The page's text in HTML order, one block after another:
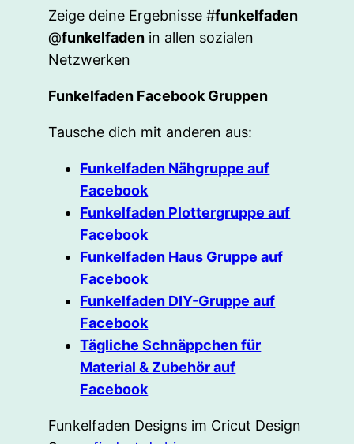
Zeige deine Ergebnisse #funkelfaden
@funkelfaden in allen sozialen
Netzwerken
Funkelfaden Facebook Gruppen
Tausche dich mit anderen aus:
Funkelfaden Nähgruppe auf
Facebook
Funkelfaden Plottergruppe auf
Facebook
Funkelfaden Haus Gruppe auf
Facebook
Funkelfaden DIY-Gruppe auf
Facebook
Tägliche Schnäppchen für
Material & Zubehör auf
Facebook
Funkelfaden Designs im Cricut Design